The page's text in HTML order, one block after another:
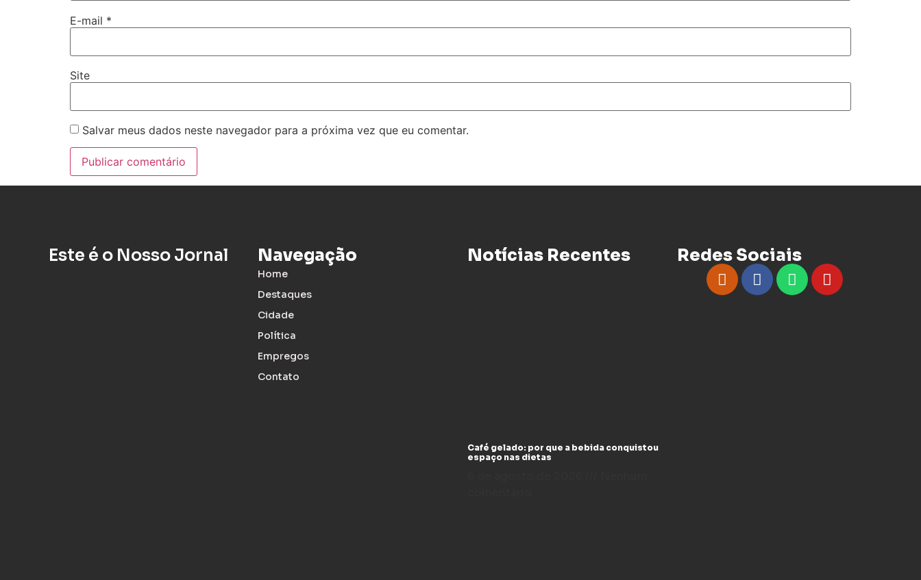
E-mail *
Site
Salvar meus dados neste navegador para a próxima vez que eu comentar.
Este é o Nosso Jornal Navegação
Home
Destaques
Cidade
Política
Empregos
Contato
Notícias Recentes
Café gelado: por que a bebida conquistou
espaço nas dietas
Redes Sociais